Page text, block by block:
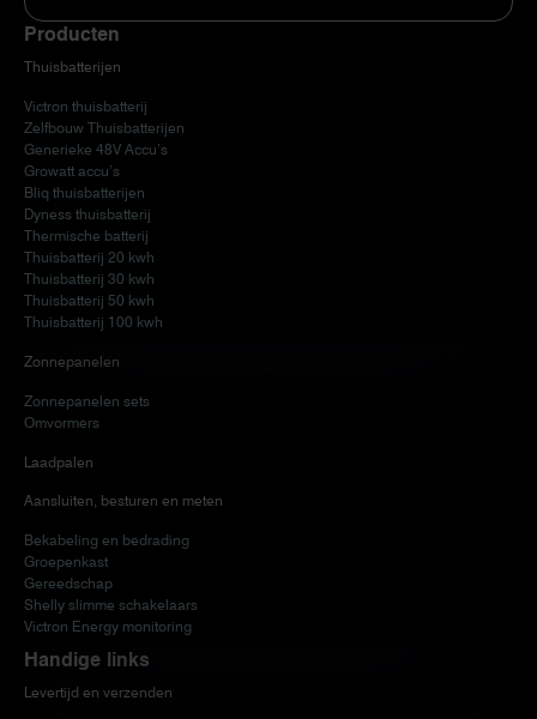
Producten
Thuisbatterijen
Victron thuisbatterij
Zelfbouw Thuisbatterijen
Generieke 48V Accu’s
Growatt accu’s
Bliq thuisbatterijen
Dyness thuisbatterij
Thermische batterij
Thuisbatterij 20 kwh
Thuisbatterij 30 kwh
Thuisbatterij 50 kwh
Thuisbatterij 100 kwh
Zonnepanelen
Zonnepanelen sets
Omvormers
Laadpalen
Aansluiten, besturen en meten
Bekabeling en bedrading
Groepenkast
Gereedschap
Shelly slimme schakelaars
Victron Energy monitoring
Handige links
Levertijd en verzenden